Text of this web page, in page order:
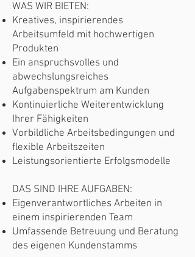
WAS WIR BIETEN:
Kreatives, inspirierendes
Arbeitsumfeld mit hochwertigen
Produkten
Ein anspruchsvolles und
abwechslungsreiches
Aufgabenspektrum am Kunden
Kontinuierliche Weiterentwicklung
Ihrer Fähigkeiten
Vorbildliche Arbeitsbedingungen und
flexible Arbeitszeiten
Leistungsorientierte Erfolgsmodelle
DAS SIND IHRE AUFGABEN:
Eigenverantwortliches Arbeiten in
einem inspirierenden Team
Umfassende Betreuung und Beratung
des eigenen Kundenstamms